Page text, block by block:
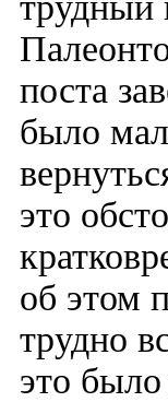
поста
было
это
об этом
трудно
это было